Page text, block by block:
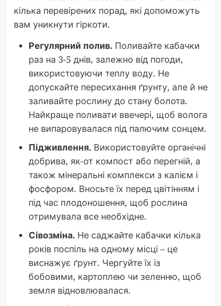
кілька перевірених порад, які допоможуть
вам уникнути гіркоти.
Регулярний полив. Поливайте кабачки
раз на 3-5 днів, залежно від погоди,
використовуючи теплу воду. Не
допускайте пересихання ґрунту, але й не
заливайте рослину до стану болота.
Найкраще поливати ввечері, щоб волога
не випаровувалася під палючим сонцем.
Підживлення. Використовуйте органічні
добрива, як-от компост або перегній, а
також мінеральні комплекси з калієм і
фосфором. Вносьте їх перед цвітінням і
під час плодоношення, щоб рослина
отримувала все необхідне.
Сівозміна. Не саджайте кабачки кілька
років поспіль на одному місці – це
виснажує ґрунт. Чергуйте їх із
бобовими, картоплею чи зеленню, щоб
земля відновлювалася.